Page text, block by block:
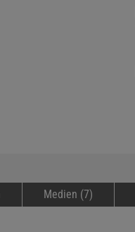
Medien (7)